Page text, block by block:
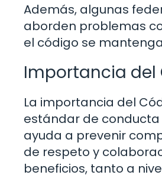
Además, algunas
aborden problemas
el código se
Importancia del
La importancia del
estándar de conducta
ayuda a prevenir
de respeto y
beneficios, tanto a